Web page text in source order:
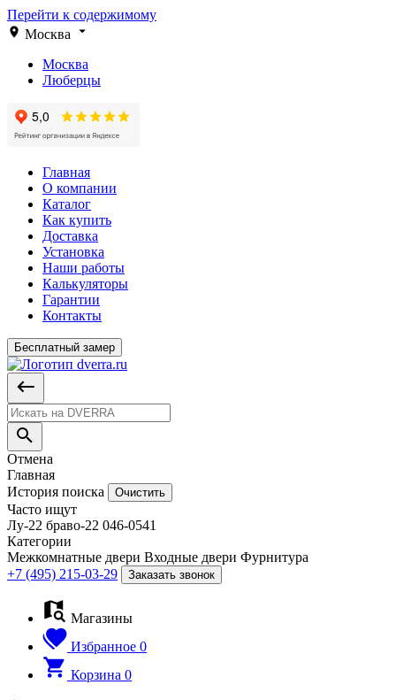
Перейти к содержимому
Москва
Москва
Люберцы
Главная
О компании
Каталог
Как купить
Доставка
Установка
Наши работы
Калькуляторы
Гарантии
Контакты
Бесплатный замер
Отмена
Главная
История поиска
Очистить
Часто ищут
Лу-22 браво-22 046-0541
Категории
Межкомнатные двери Входные двери Фурнитура
+7 (495) 215-03-29
Заказать звонок
Магазины
Избранное 0
Корзина 0